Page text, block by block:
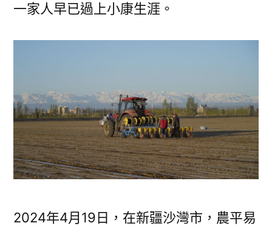
一家人早已過上小康生涯。
2024年4月19日，在新疆沙灣市，農平易